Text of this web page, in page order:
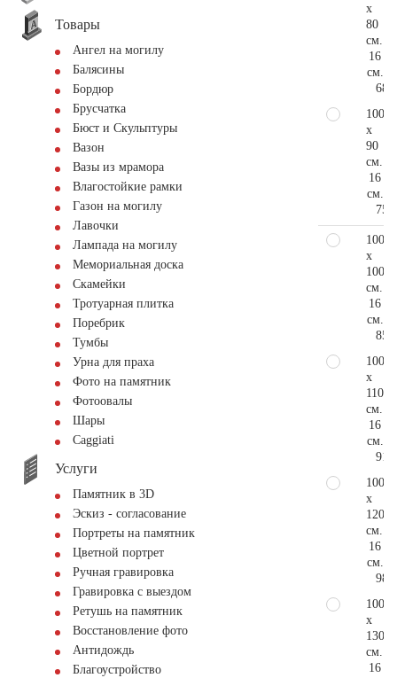
Товары
Ангел на могилу
Балясины
Бордюр
Брусчатка
Бюст и Скульптуры
Вазон
Вазы из мрамора
Влагостойкие рамки
Газон на могилу
Лавочки
Лампада на могилу
Мемориальная доска
Скамейки
Тротуарная плитка
Поребрик
Тумбы
Урна для праха
Фото на памятник
Фотоовалы
Шары
Сaggiati
Услуги
Памятник в 3D
Эскиз - согласование
Портреты на памятник
Цветной портрет
Ручная гравировка
Гравировка с выездом
Ретушь на памятник
Восстановление фото
Антидождь
Благоустройство
x
80
см.
16
см.
100
x
90
см.
16
см.
100
x
100
см.
16
см.
100
x
110
см.
16
см.
100
x
120
см.
16
см.
100
x
130
см.
16